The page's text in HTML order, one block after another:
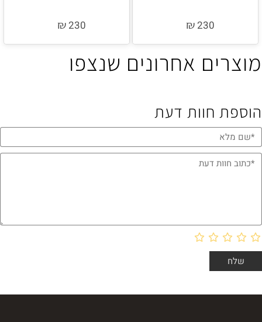
₪ 230
₪ 230
מוצרים אחרונים שנצפו
הוספת חוות דעת